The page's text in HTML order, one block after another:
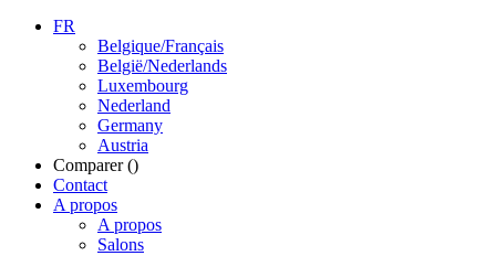
FR
Belgique/Français
België/Nederlands
Luxembourg
Nederland
Germany
Austria
Comparer ()
Contact
A propos
A propos
Salons